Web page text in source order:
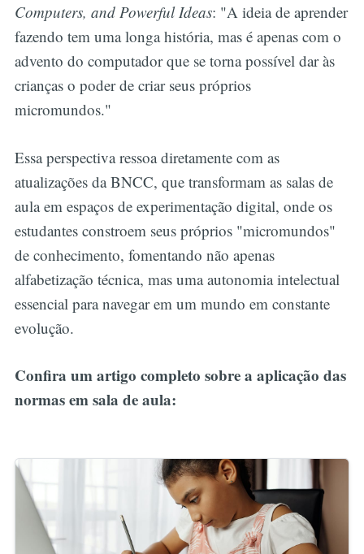
Computers, and Powerful Ideas: "A ideia de aprender
fazendo tem uma longa história, mas é apenas com o
advento do computador que se torna possível dar às
crianças o poder de criar seus próprios
micromundos."
Essa perspectiva ressoa diretamente com as
atualizações da BNCC, que transformam as salas de
aula em espaços de experimentação digital, onde os
estudantes constroem seus próprios "micromundos"
de conhecimento, fomentando não apenas
alfabetização técnica, mas uma autonomia intelectual
essencial para navegar em um mundo em constante
evolução.
Confira um artigo completo sobre a aplicação das
normas em sala de aula: